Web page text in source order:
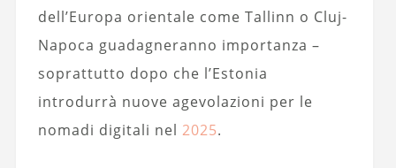
dell’Europa orientale come Tallinn o Cluj-
Napoca guadagneranno importanza –
soprattutto dopo che l’Estonia
introdurrà nuove agevolazioni per le
nomadi digitali nel 2025.